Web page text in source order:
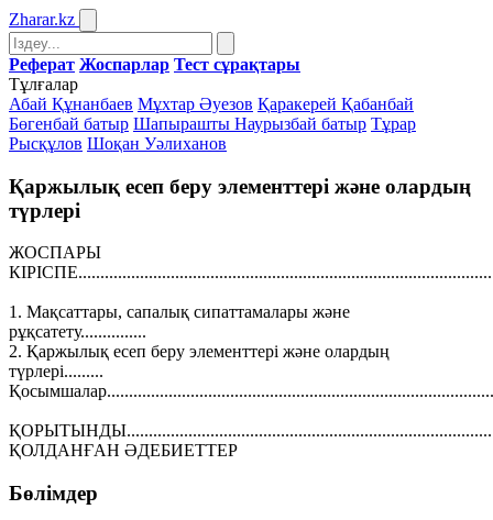
Zharar.kz
Реферат Жоспарлар Тест сұрақтары
Тұлғалар
Абай Құнанбаев Мұхтар Әуезов Қаракерей Қабанбай
Бөгенбай батыр Шапырашты Наурызбай батыр Тұрар
Рысқұлов Шоқан Уәлиханов
Қаржылық есеп беру элементтері және олардың
түрлері
ЖОСПАРЫ
1. Мақсаттары, сапалық сипаттамалары және
рұқсатету...............
2. Қаржылық есеп беру элементтері және олардың
түрлері.........
ҚОЛДАНҒАН ӘДЕБИЕТТЕР
Бөлімдер